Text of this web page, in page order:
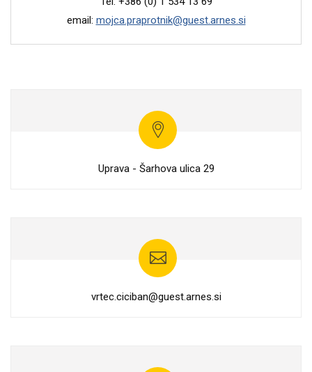
email: mojca.praprotnik@guest.arnes.si
Uprava - Šarhova ulica 29
vrtec.ciciban@guest.arnes.si